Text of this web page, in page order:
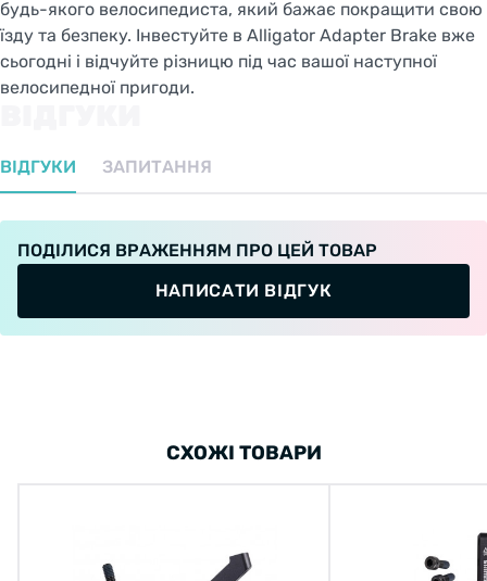
будь-якого велосипедиста, який бажає покращити свою
їзду та безпеку. Інвестуйте в Alligator Adapter Brake вже
сьогодні і відчуйте різницю під час вашої наступної
велосипедної пригоди.
ВІДГУКИ ЗАПИТАННЯ
ПОДІЛИСЯ ВРАЖЕННЯМ ПРО ЦЕЙ ТОВАР
НАПИСАТИ ВІДГУК
СХОЖІ ТОВАРИ